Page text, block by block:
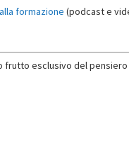
formazione (podcast e
frutto esclusivo del